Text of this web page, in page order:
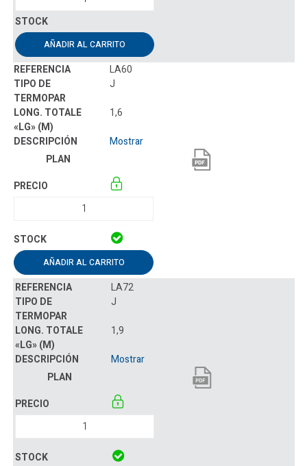
AÑADIR AL CARRITO
LA60
J
1,6
Mostrar
AÑADIR AL CARRITO
LA72
J
1,9
Mostrar